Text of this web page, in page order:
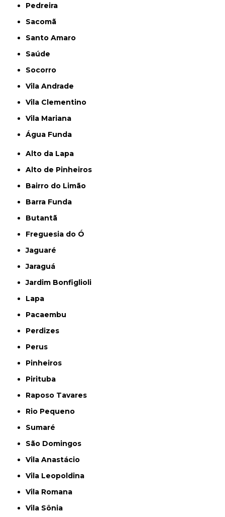
Pedreira
Sacomã
Santo Amaro
Saúde
Socorro
Vila Andrade
Vila Clementino
Vila Mariana
Água Funda
Alto da Lapa
Alto de Pinheiros
Bairro do Limão
Barra Funda
Butantã
Freguesia do Ó
Jaguaré
Jaraguá
Jardim Bonfiglioli
Lapa
Pacaembu
Perdizes
Perus
Pinheiros
Pirituba
Raposo Tavares
Rio Pequeno
Sumaré
São Domingos
Vila Anastácio
Vila Leopoldina
Vila Romana
Vila Sônia